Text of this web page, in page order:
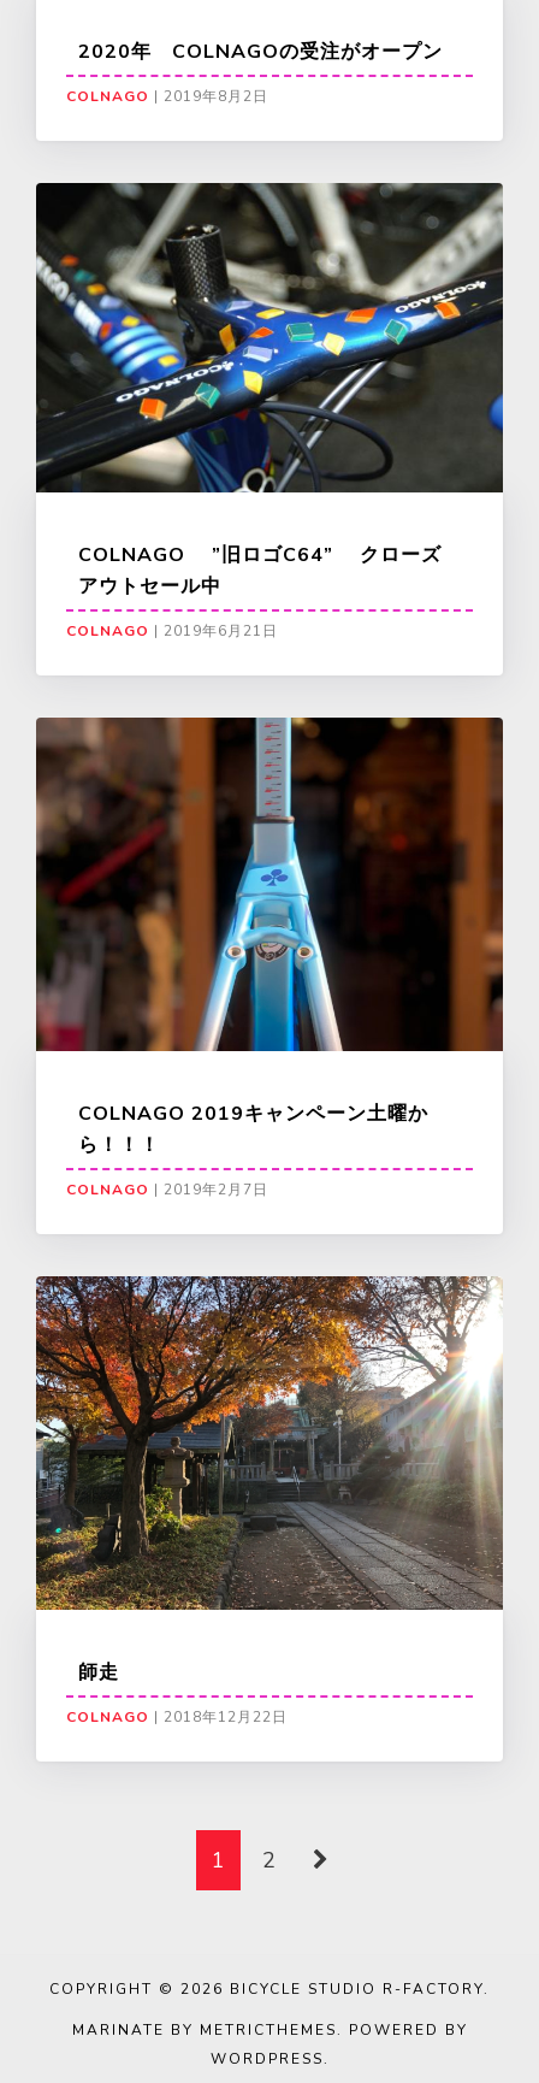
2020年 COLNAGOの受注がオープン
COLNAGO | 2019年8月2日
COLNAGO ”旧ロゴC64” クローズ
アウトセール中
COLNAGO | 2019年6月21日
COLNAGO 2019キャンペーン土曜か
ら！！！
COLNAGO | 2019年2月7日
師走
COLNAGO | 2018年12月22日
1 2
COPYRIGHT © 2026 BICYCLE STUDIO R-FACTORY.
MARINATE BY METRICTHEMES. POWERED BY
WORDPRESS.